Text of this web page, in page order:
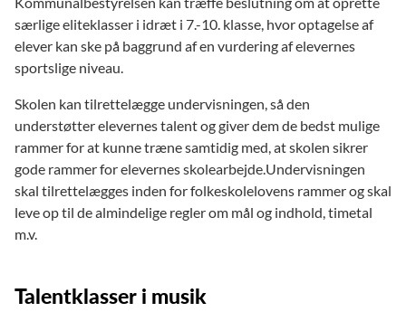
særlige eliteklasser i idræt i 7.-10. klasse, hvor optagelse af
elever kan ske på baggrund af en vurdering af elevernes
sportslige niveau.
Skolen kan tilrettelægge undervisningen, så den
understøtter elevernes talent og giver dem de bedst mulige
rammer for at kunne træne samtidig med, at skolen sikrer
gode rammer for elevernes skolearbejde.Undervisningen
skal tilrettelægges inden for folkeskolelovens rammer og skal
leve op til de almindelige regler om mål og indhold, timetal
m.v.
Talentklasser i musik